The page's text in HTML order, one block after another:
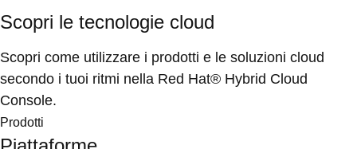
Scopri le tecnologie cloud
Scopri come utilizzare i prodotti e le soluzioni cloud
secondo i tuoi ritmi nella Red Hat® Hybrid Cloud
Console.
Prodotti